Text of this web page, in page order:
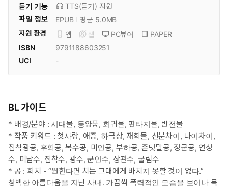
듣기 기능
TTS(듣기) 지원
파일 정보
EPUB
평균 5.0MB
지원 환경
앱 웹 PC뷰어
PAPER
ISBN
9791188603251
UCI
-
BL 가이드
* 배경/분야 : 시대물, 동양풍, 회귀물, 판타지물, 반전물
* 작품 키워드 : 첫사랑, 애증, 하극상, 재회물, 신분차이, 나이차이,
집착광공, 후회공, 복수공, 미인공, 부하공, 존댓말공, 장군공, 연상
수, 미남수, 집착수, 광수, 군인수, 상관수, 굴림수
* 공 : 희치 - “원한다면 치는 그대에게 바치지 못할 것이 없다.”
창백한 아름다움을 지닌 사내. 가끔씩 폭력적인 모습을 보이나 묵